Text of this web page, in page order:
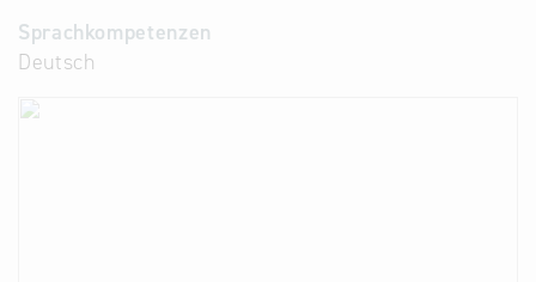
Sprachkompetenzen
Deutsch